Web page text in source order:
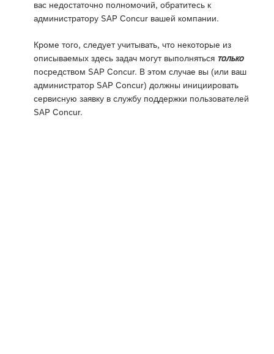
вас недостаточно полномочий, обратитесь к
администратору SAP Concur вашей компании.
Кроме того, следует учитывать, что некоторые из
описываемых здесь задач могут выполняться только
посредством SAP Concur. В этом случае вы (или ваш
администратор SAP Concur) должны инициировать
сервисную заявку в службу поддержки пользователей
SAP Concur.